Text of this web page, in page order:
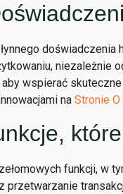
niezależnie
wspierać
na Stronie O
funkcji, w
przetwarzanie